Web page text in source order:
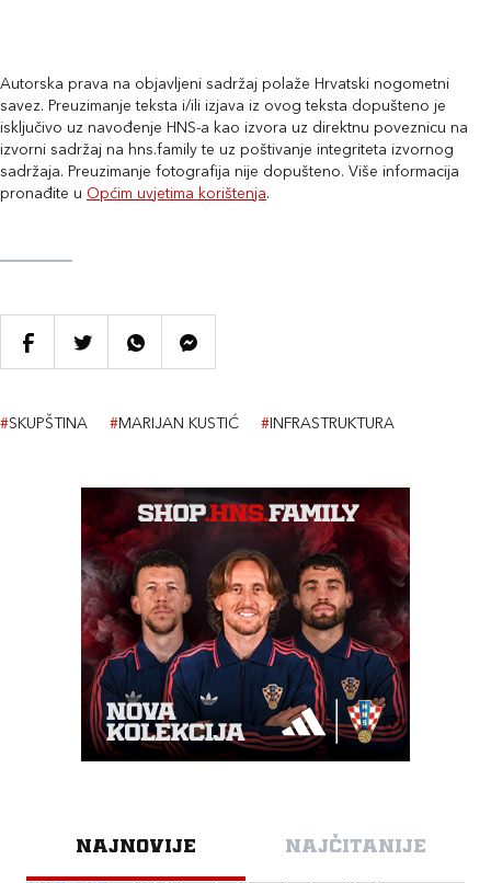
Autorska prava na objavljeni sadržaj polaže Hrvatski nogometni
savez. Preuzimanje teksta i/ili izjava iz ovog teksta dopušteno je
isključivo uz navođenje HNS-a kao izvora uz direktnu poveznicu na
izvorni sadržaj na hns.family te uz poštivanje integriteta izvornog
sadržaja. Preuzimanje fotografija nije dopušteno. Više informacija
pronađite u Općim uvjetima korištenja.
#SKUPŠTINA #MARIJAN KUSTIĆ # INFRASTRUKTURA
NAJNOVIJE NAJČITANIJE